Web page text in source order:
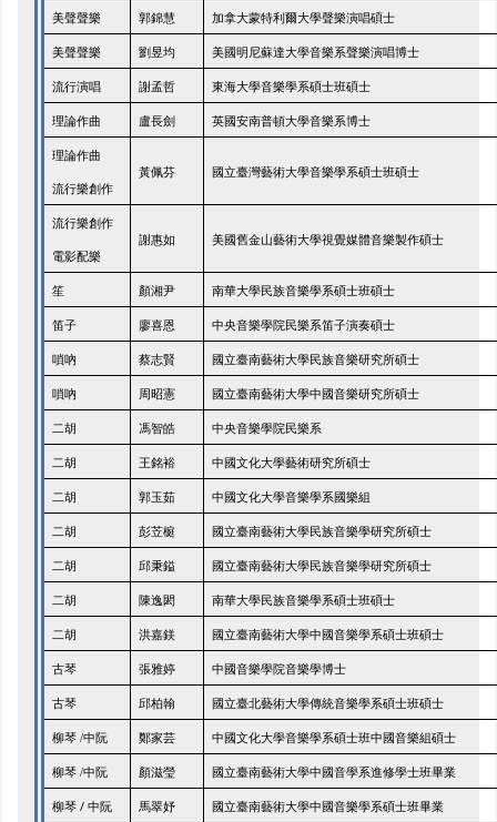
美聲聲樂 郭錦慧 加拿大蒙特利爾大學聲樂演唱碩士
美聲聲樂 劉昱均 美國明尼蘇達大學音樂系聲樂演唱博士
流行演唱 謝孟哲 東海大學音樂學系碩士班碩士
理論作曲 盧長劍 英國安南普頓大學音樂系博士
理論作曲
流行樂創作
黃佩芬 國立臺灣藝術大學音樂學系碩士班碩士
流行樂創作
電影配樂
謝惠如 美國舊金山藝術大學視覺媒體音樂製作碩士
笙 顏湘尹 南華大學民族音樂學系碩士班碩士
笛子 廖喜恩 中央音樂學院民樂系笛子演奏碩士
嗩吶 蔡志賢 國立臺南藝術大學民族音樂研究所碩士
嗩吶 周昭憲 國立臺南藝術大學中國音樂研究所碩士
二胡 馮智皓 中央音樂學院民樂系
二胡 王銘裕 中國文化大學藝術研究所碩士
二胡 郭玉茹 中國文化大學音樂學系國樂組
二胡 彭苙榳 國立臺南藝術大學民族音樂學研究所碩士
二胡 邱秉鎰 國立臺南藝術大學民族音樂學研究所碩士
二胡 陳逸閎 南華大學民族音樂學系碩士班碩士
二胡 洪嘉鎂 國立臺南藝術大學中國音樂學系碩士班碩士
古琴 張雅婷 中國音樂學院音樂學博士
古琴 邱柏翰 國立臺北藝術大學傳統音樂學系碩士班碩士
柳琴 /中阮 鄭家芸 中國文化大學音樂學系碩士班中國音樂組碩士
柳琴 /中阮 顏滋瑩 國立臺南藝術大學中國音學系進修學士班畢業
柳琴 / 中阮 馬翠妤 國立臺南藝術大學中國音樂學系碩士班畢業